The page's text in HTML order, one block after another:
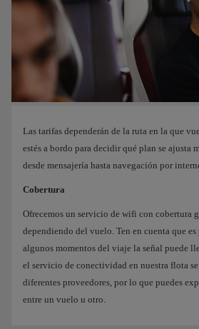
Las tarifas dependerán de la ruta en la que
estés a bordo para decidir qué plan se ajusta
desde mensajería hasta navegación por
Cobertura
Ofrecemos un servicio de wifi con cobertura
dependiendo del vuelo. Ten en cuenta que
algunos momentos del viaje la señal puede
el servicio de conectividad en nuestra flota
diferentes proveedores, por lo que puedes
entre un vuelo u otro.